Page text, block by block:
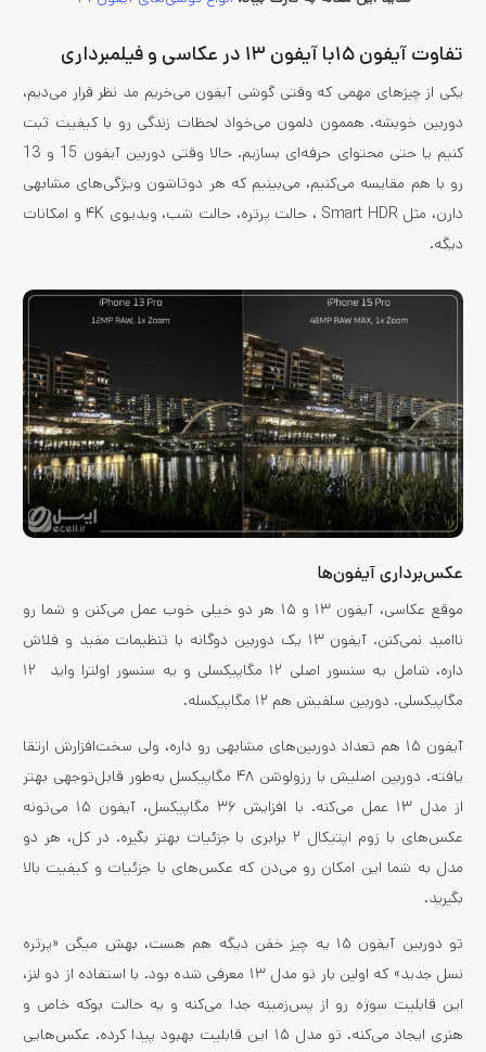
تفاوت آیفون ۱۵با آیفون ۱۳ در عکاسی و فیلمبرداری
یکی از چیزهای مهمی که وقتی گوشی آیفون می‌خریم مد نظر قرار می‌دیم،
دوربین خوبشه. هممون دلمون می‌خواد لحظات زندگی رو با کیفیت ثبت
کنیم یا حتی محتوای حرفه‌ای بسازیم. حالا وقتی دوربین آیفون 15 و 13
رو با هم مقایسه می‌کنیم، می‌بینیم که هر دوتاشون ویژگی‌های مشابهی
دارن، مثل Smart HDR ، حالت پرتره، حالت شب، ویدیوی ۴K و امکانات
دیگه.
عکس‌برداری آیفون‌ها
موقع عکاسی، آیفون ۱۳ و ۱۵ هر دو خیلی خوب عمل می‌کنن و شما رو
ناامید نمی‌کنن. آیفون ۱۳ یک دوربین دوگانه با تنظیمات مفید و فلاش
داره، شامل یه سنسور اصلی ۱۲ مگاپیکسلی و یه سنسور اولترا واید ۱۲
مگاپیکسلی. دوربین سلفیش هم ۱۲ مگاپیکسله.
آیفون ۱۵ هم تعداد دوربین‌های مشابهی رو داره، ولی سخت‌افزارش ارتقا
یافته. دوربین اصلیش با رزولوشن ۴۸ مگاپیکسل به‌طور قابل‌توجهی بهتر
از مدل ۱۳ عمل می‌کنه. با افزایش ۳۶ مگاپیکسل، آیفون ۱۵ می‌تونه
عکس‌های با زوم اپتیکال ۲ برابری با جزئیات بهتر بگیره. در کل، هر دو
مدل به شما این امکان رو می‌دن که عکس‌های با جزئیات و کیفیت بالا
بگیرید.
تو دوربین آیفون ۱۵ یه چیز خفن دیگه هم هست، بهش میگن «پرتره
نسل جدید» که اولین بار تو مدل ۱۳ معرفی شده بود. با استفاده از دو لنز،
این قابلیت سوژه رو از پس‌زمینه جدا می‌کنه و یه حالت بوکه خاص و
هنری ایجاد می‌کنه. تو مدل ۱۵ این قابلیت بهبود پیدا کرده. عکس‌هایی